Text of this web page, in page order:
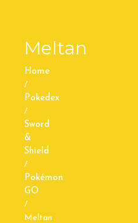
Meltan
Home
/
Pokedex
/
Sword
&
Shield
/
Pokémon
GO
/
Meltan